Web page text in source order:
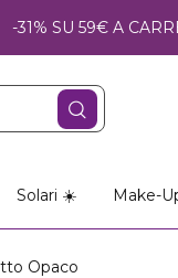
-31% SU 59€ A
Solari ☀️ Make-
Opaco